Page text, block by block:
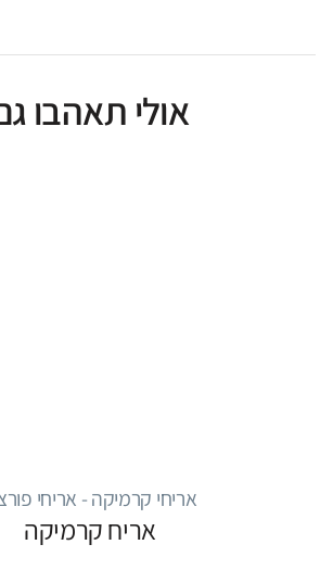
אולי תאהבו
אריחי קרמיקה - אריחי
אריח קרמיקה